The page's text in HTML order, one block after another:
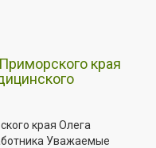
края
края Олега
Уважаемые